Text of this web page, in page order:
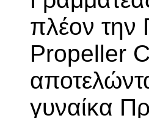
πλέον την
Propeller
γυναίκα